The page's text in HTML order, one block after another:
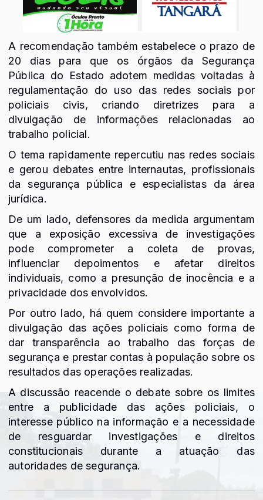
A recomendação também estabelece o prazo de
20 dias para que os órgãos da Segurança
Pública do Estado adotem medidas voltadas à
regulamentação do uso das redes sociais por
policiais civis, criando diretrizes para a
divulgação de informações relacionadas ao
trabalho policial.
O tema rapidamente repercutiu nas redes sociais
e gerou debates entre internautas, profissionais
da segurança pública e especialistas da área
jurídica.
De um lado, defensores da medida argumentam
que a exposição excessiva de investigações
pode comprometer a coleta de provas,
influenciar depoimentos e afetar direitos
individuais, como a presunção de inocência e a
privacidade dos envolvidos.
Por outro lado, há quem considere importante a
divulgação das ações policiais como forma de
dar transparência ao trabalho das forças de
segurança e prestar contas à população sobre os
resultados das operações realizadas.
A discussão reacende o debate sobre os limites
entre a publicidade das ações policiais, o
interesse público na informação e a necessidade
de resguardar investigações e direitos
constitucionais durante a atuação das
autoridades de segurança.